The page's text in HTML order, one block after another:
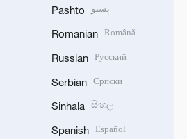
Pashto پښتو
Romanian Română
Russian Русский
Serbian Српски
Sinhala සිංහල
Spanish Español